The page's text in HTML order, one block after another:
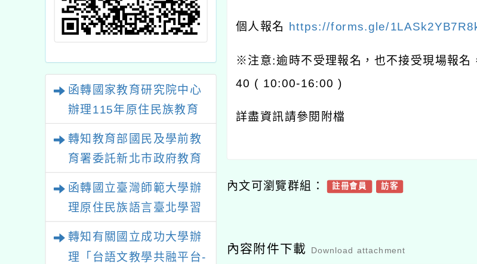
函轉國家教育研究院中心
辦理115年原住民族教育
政策研討會「原住民族教
育國際趨勢與發展」
轉知教育部國民及學前教
育署委託新北市政府教育
局辦理「115年度教師專
業成長研習實施計畫－夢
的N次方素養工作坊新北
場」計畫
函轉國立臺灣師範大學辦
理原住民族語言臺北學習
中心115年度第2期「族語
轉知有關國立成功大學辦
理「台語文教學共融平台-
個人報名 https://forms.gle/
※注意:逾時不受理報名，也不接受現場報
40 ( 10:00-16:00 )
詳盡資訊請參閱附檔
內文可瀏覽群組： 註冊會員 訪客
內容附件下載 Download attachment